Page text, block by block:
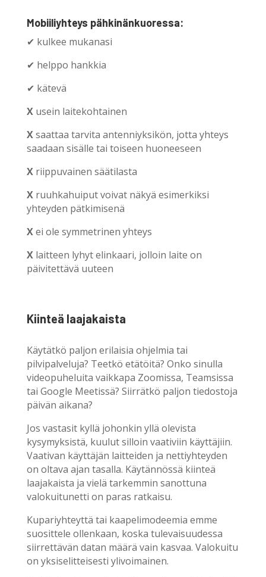
Mobiiliyhteys pähkinänkuoressa:
✔ kulkee mukanasi
✔ helppo hankkia
✔ kätevä
Xusein laitekohtainen
Xsaattaa tarvita antenniyksikön, jotta yhteys
saadaan sisälle tai toiseen huoneeseen
Xriippuvainen säätilasta
Xruuhkahuiput voivat näkyä esimerkiksi
yhteyden pätkimisenä
Xei ole symmetrinen yhteys
Xlaitteen lyhyt elinkaari, jolloin laite on
päivitettävä uuteen
Kiinteä laajakaista
Käytätkö paljon erilaisia ohjelmia tai
pilvipalveluja? Teetkö etätöitä? Onko sinulla
videopuheluita vaikkapa Zoomissa, Teamsissa
tai Google Meetissä? Siirrätkö paljon tiedostoja
päivän aikana?
Jos vastasit kyllä johonkin yllä olevista
kysymyksistä, kuulut silloin vaativiin käyttäjiin.
Vaativan käyttäjän laitteiden ja nettiyhteyden
on oltava ajan tasalla. Käytännössä kiinteä
laajakaista ja vielä tarkemmin sanottuna
valokuitunetti on paras ratkaisu.
Kupariyhteyttä tai kaapelimodeemia emme
suosittele ollenkaan, koska tulevaisuudessa
siirrettävän datan määrä vain kasvaa. Valokuitu
on yksiselitteisesti ylivoimainen.